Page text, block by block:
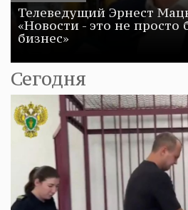
Телеведущий Эрнест
«Новости - это не просто
бизнес»
Сегодня